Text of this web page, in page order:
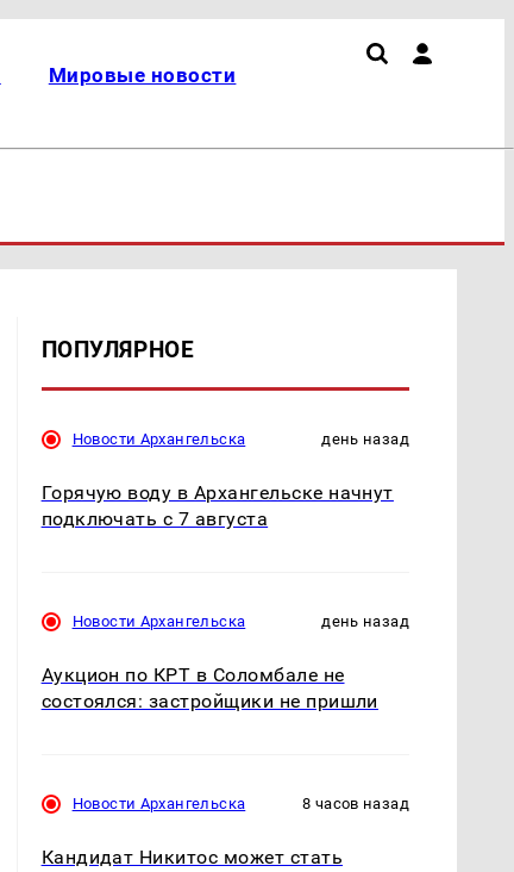
Мировые новости
ПОПУЛЯРНОЕ
Новости Архангельска день назад
Горячую воду в Архангельске начнут
подключать с 7 августа
Новости Архангельска день назад
Аукцион по КРТ в Соломбале не
состоялся: застройщики не пришли
Новости Архангельска 8 часов назад
Кандидат Никитос может стать